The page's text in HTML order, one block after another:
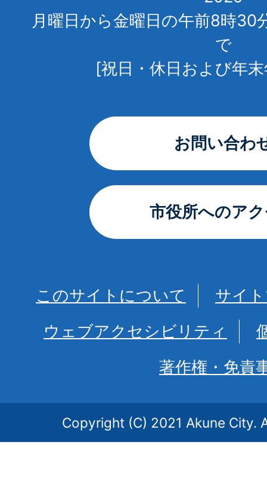
月曜日から金曜日の午前8時30
で
[祝日・休日および年
お問い合わ
市役所へのア
このサイトについて
サイ
ウェブアクセシビリティ
著作権・免責
Copyright (C) 2021 Akune City.